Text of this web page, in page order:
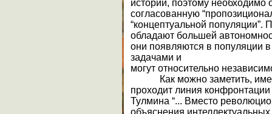
истории, поэтому необходимо
согласованную
“концептуальной популяции”.
обладают большей
они появляются в популяции
задачами и
могут относительно
Как можно заметить,
проходит линия
Тулмина “... Вместо
объяснения